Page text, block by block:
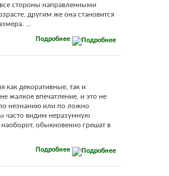
стороны направленными
другим же она становится
...
Подробнее
как декоративные, так и
жалкое впечатление, и это не
незнанию или по ложно
часто видим неразумную
обыкновенно грешат в
Подробнее